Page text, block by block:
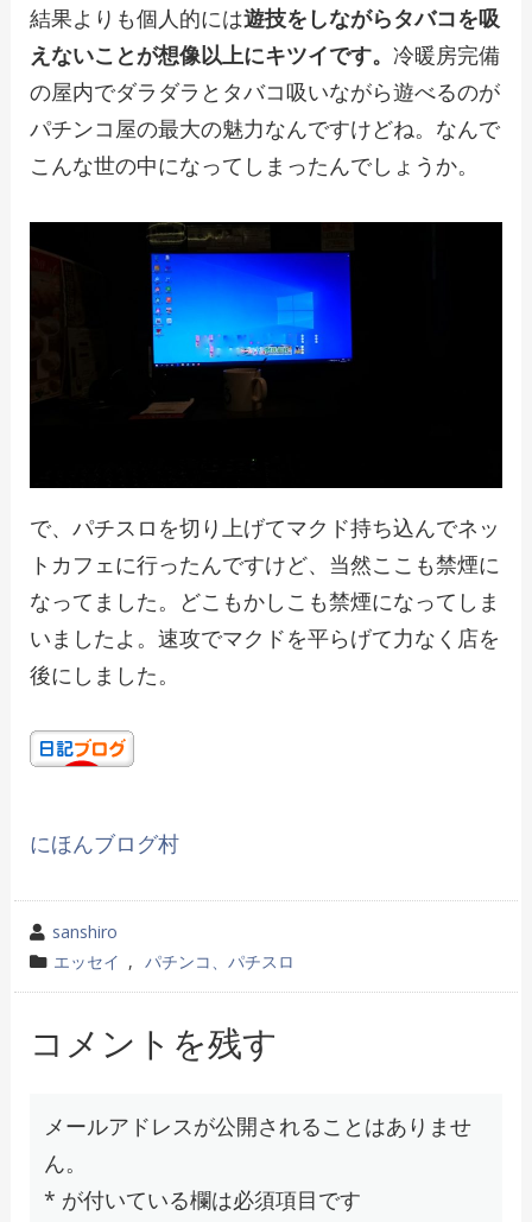
結果よりも個人的には遊技をしながらタバコを吸
えないことが想像以上にキツイです。 冷暖房完備
の屋内でダラダラとタバコ吸いながら遊べるのが
パチンコ屋の最大の魅力なんですけどね。なんで
こんな世の中になってしまったんでしょうか。
で、パチスロを切り上げてマクド持ち込んでネッ
トカフェに行ったんですけど、当然ここも禁煙に
なってました。どこもかしこも禁煙になってしま
いましたよ。速攻でマクドを平らげて力なく店を
後にしました。
にほんブログ村
投
稿
者
sanshiro
カ
テ
リ
エッセイ , パチンコ、パチスロ
コメントを残す
メールアドレスが公開されることはありませ
ん。
* が付いている欄は必須項目です